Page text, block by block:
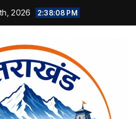
2026 2:38:08 PM